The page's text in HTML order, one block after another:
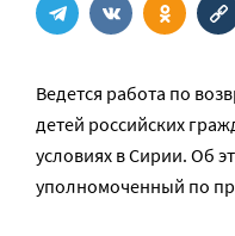
Ведется работа по
детей российских
условиях в Сирии. Об
уполномоченный по